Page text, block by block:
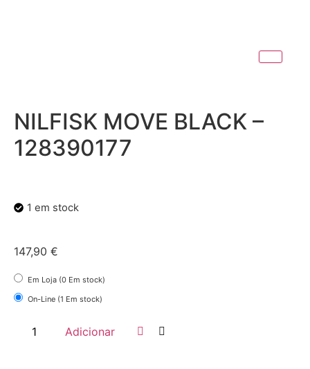
NILFISK MOVE BLACK –
128390177
1 em stock
147,90 €
Em Loja (0 Em stock)
On-Line (1 Em stock)
Adicionar